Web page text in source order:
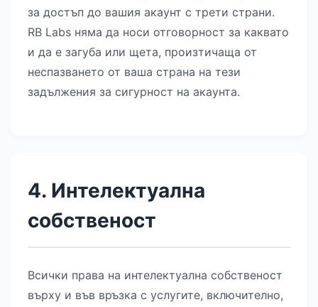
за достъп до вашия акаунт с трети страни.
RB Labs няма да носи отговорност за каквато
и да е загуба или щета, произтичаща от
неспазването от ваша страна на тези
задължения за сигурност на акаунта.
4. Интелектуална
собственост
Всички права на интелектуална собственост
върху и във връзка с услугите, включително,